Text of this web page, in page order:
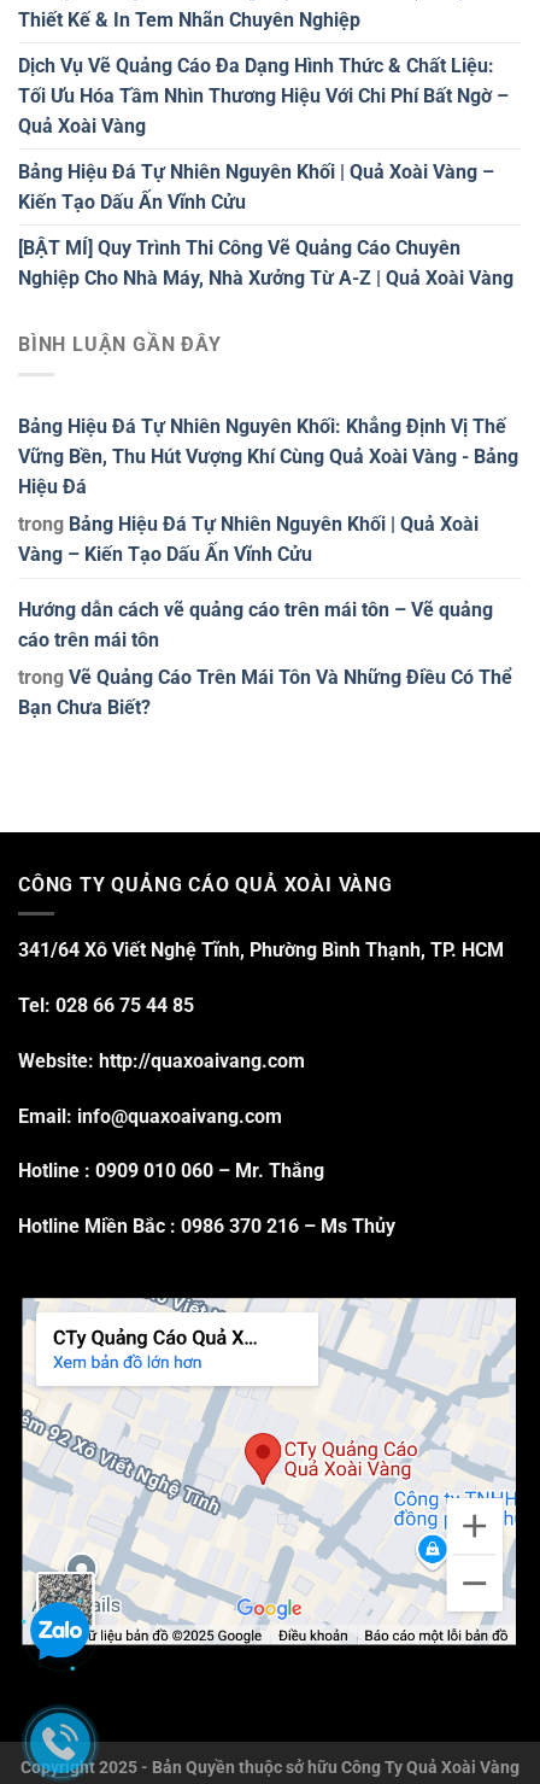
Thiết Kế & In Tem Nhãn Chuyên Nghiệp
Dịch Vụ Vẽ Quảng Cáo Đa Dạng Hình Thức & Chất Liệu:
Tối Ưu Hóa Tầm Nhìn Thương Hiệu Với Chi Phí Bất Ngờ –
Quả Xoài Vàng
Bảng Hiệu Đá Tự Nhiên Nguyên Khối | Quả Xoài Vàng –
Kiến Tạo Dấu Ấn Vĩnh Cửu
[BẬT MÍ] Quy Trình Thi Công Vẽ Quảng Cáo Chuyên
Nghiệp Cho Nhà Máy, Nhà Xưởng Từ A-Z | Quả Xoài Vàng
BÌNH LUẬN GẦN ĐÂY
Bảng Hiệu Đá Tự Nhiên Nguyên Khối: Khẳng Định Vị Thế
Vững Bền, Thu Hút Vượng Khí Cùng Quả Xoài Vàng - Bảng
Hiệu Đá
trong Bảng Hiệu Đá Tự Nhiên Nguyên Khối | Quả Xoài
Vàng – Kiến Tạo Dấu Ấn Vĩnh Cửu
Hướng dẫn cách vẽ quảng cáo trên mái tôn – Vẽ quảng
cáo trên mái tôn
trong Vẽ Quảng Cáo Trên Mái Tôn Và Những Điều Có Thể
Bạn Chưa Biết?
CÔNG TY QUẢNG CÁO QUẢ XOÀI VÀNG
341/64 Xô Viết Nghệ Tĩnh, Phường Bình Thạnh, TP. HCM
Tel: 028 66 75 44 85
Website: http://quaxoaivang.com
Email: info@quaxoaivang.com
Hotline : 0909 010 060 – Mr. Thắng
Hotline Miền Bắc : 0986 370 216 – Ms Thủy
Copyright 2025 - Bản Quyền thuộc sở hữu Công Ty Quả Xoài Vàng